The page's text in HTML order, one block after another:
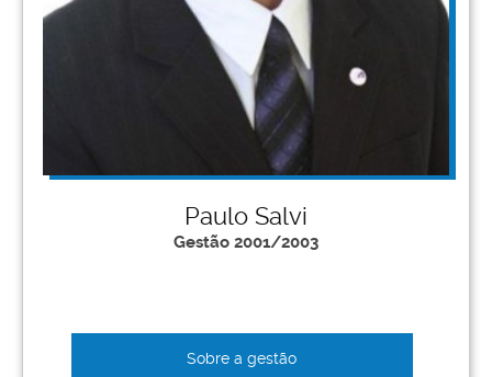
Paulo Salvi
Gestão 2001/2003
Sobre a gestão